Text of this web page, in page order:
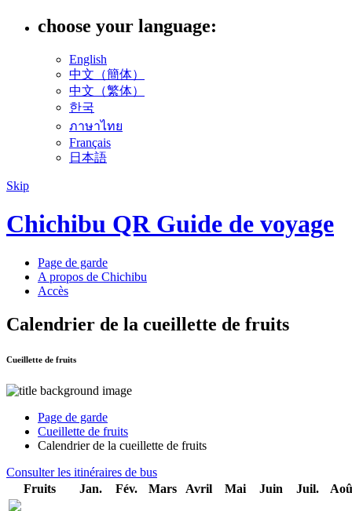
choose your language:
English
中文（簡体）
中文（繁体）
한국
ภาษาไทย
Français
日本語
Skip
Chichibu QR Guide de voyage
Page de garde
A propos de Chichibu
Accès
Calendrier de la cueillette de fruits
Cueillette de fruits
Page de garde
Cueillette de fruits
Calendrier de la cueillette de fruits
Consulter les itinéraires de bus
Fruits
Jan. Fév. Mars Avril Mai Juin Juil.